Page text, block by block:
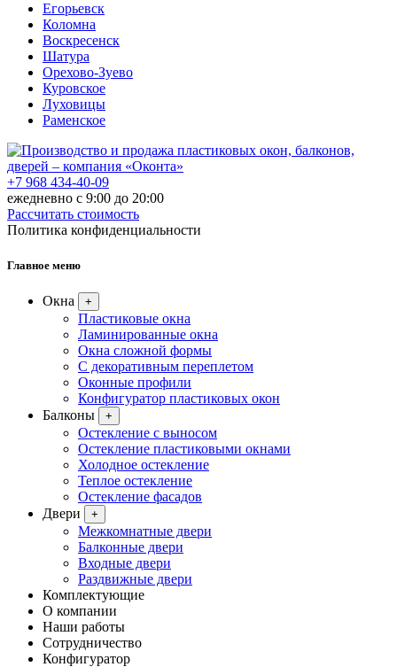
Егорьевск
Коломна
Воскресенск
Шатура
Орехово-Зуево
Куровское
Луховицы
Раменское
+7 968 434-40-09
ежедневно с 9:00 до 20:00
Рассчитать стоимость
Политика конфиденциальности
Главное меню
Окна +
Пластиковые окна
Ламинированные окна
Окна сложной формы
С декоративным переплетом
Оконные профили
Конфигуратор пластиковых окон
Балконы
+
Остекление с выносом
Остекление пластиковыми окнами
Холодное остекление
Теплое остекление
Остекление фасадов
Двери
+
Межкомнатные двери
Балконные двери
Входные двери
Раздвижные двери
Комплектующие
О компании
Наши работы
Сотрудничество
Конфигуратор